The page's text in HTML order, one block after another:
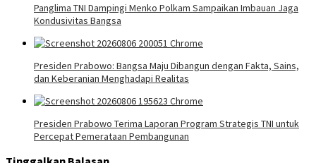
Panglima TNI Dampingi Menko Polkam Sampaikan Imbauan Jaga
Kondusivitas Bangsa
Presiden Prabowo: Bangsa Maju Dibangun dengan Fakta, Sains,
dan Keberanian Menghadapi Realitas
Presiden Prabowo Terima Laporan Program Strategis TNI untuk
Percepat Pemerataan Pembangunan